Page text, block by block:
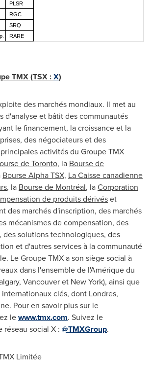
PLSR
RGC
SRQ
RARE
TMX (TSX :X)
des marchés mondiaux. Il met au
d'analyse et bâtit des communautés
le financement, la croissance et la
des négociateurs et des
activités du Groupe TMX
deToronto, la Bourse de
Bourse Alpha TSX, La Caisse canadienne
, la Bourse de Montréal, laCorporation
de produits dérivéset
des marchés d'inscription, des marchés
mécanismes de compensation, des
des solutions technologiques, des
et d'autres services à la communauté
Le Groupe TMX a son siège social à
dans l'ensemble de l'Amérique du
, Vancouveret New York), ainsi que
clés, dont Londres,
Pour en savoir plus sur le
lewww.tmx.com. Suivez le
réseau social X : @TMXGroup.
Limitée